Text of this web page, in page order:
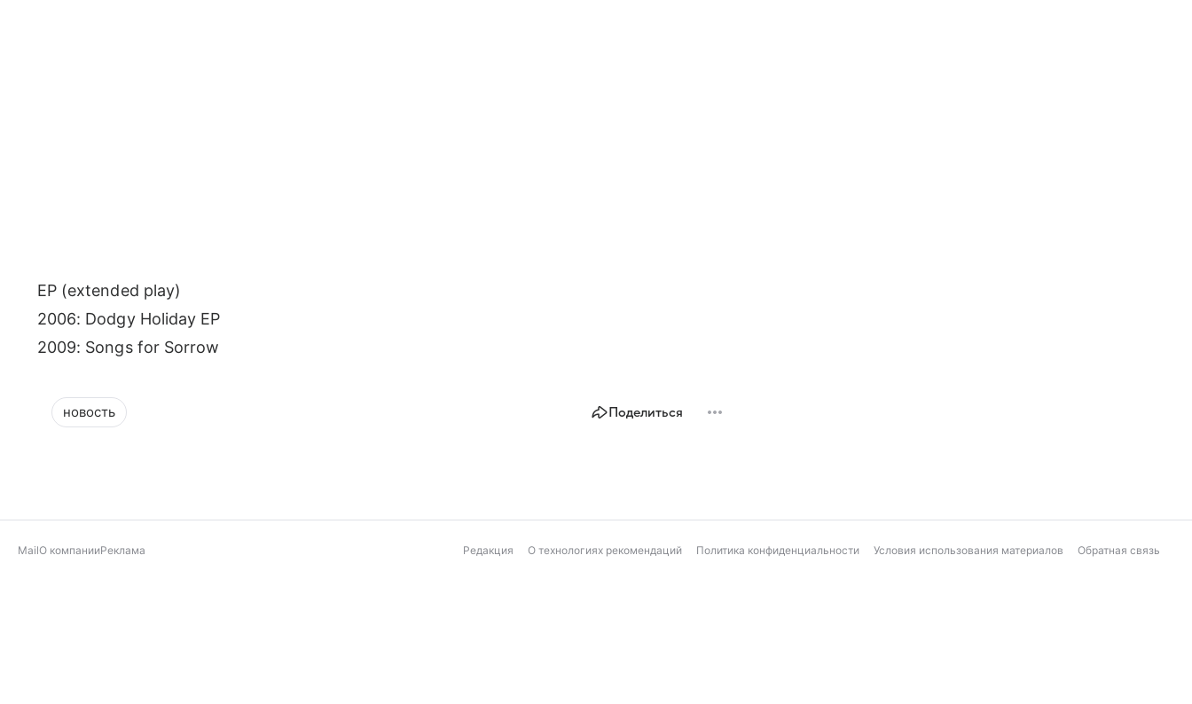
EP (extended play)
2006: Dodgy Holiday EP
2009: Songs for Sorrow
новость Поделиться
MailО компанииРеклама Редакция О технологиях рекомендаций Политика конфиденциальности Условия использования материалов Обратная связь